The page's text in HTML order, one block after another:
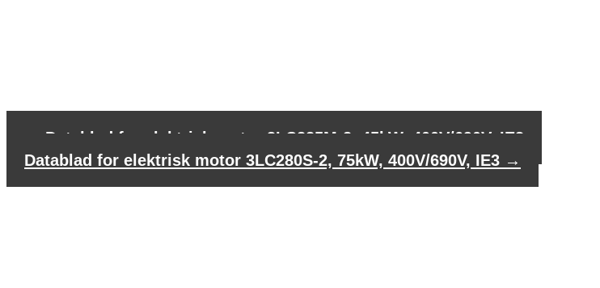
Datablad for elektrisk motor 3LC225M-2, 45kW, 400V/690V, IE3
Datablad for elektrisk motor 3LC280S-2, 75kW, 400V/690V, IE3 →